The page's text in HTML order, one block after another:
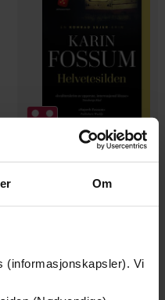
Om
(informasjonskapsler). Vi
249,-
Helvetesilden